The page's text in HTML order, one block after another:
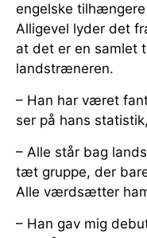
engelske
Alligevel lyder det
at det er en samlet
landstræneren.
– Han har været
ser på hans
– Alle står bag
tæt gruppe, der
Alle værdsætter
– Han gav mig